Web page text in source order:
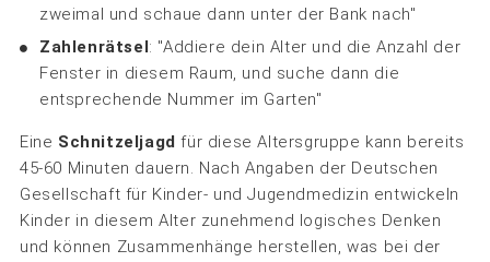
zweimal und schaue dann unter der Bank nach"
Zahlenrätsel: "Addiere dein Alter und die Anzahl der
Fenster in diesem Raum, und suche dann die
entsprechende Nummer im Garten"
Eine Schnitzeljagd für diese Altersgruppe kann bereits
45-60 Minuten dauern. Nach Angaben der Deutschen
Gesellschaft für Kinder- und Jugendmedizin entwickeln
Kinder in diesem Alter zunehmend logisches Denken
und können Zusammenhänge herstellen, was bei der